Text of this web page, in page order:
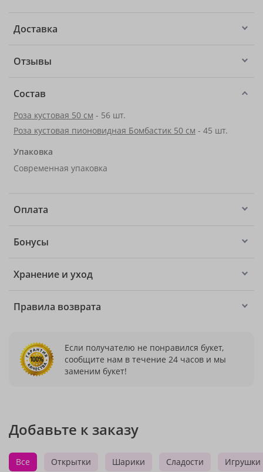
Доставка
Отзывы
Состав
Роза кустовая 50 см - 56 шт.
Роза кустовая пионовидная Бомбастик 50 см - 45 шт.
Упаковка
Современная упаковка
Оплата
Бонусы
Хранение и уход
Правила возврата
Если получателю не понравился букет,
сообщите нам в течение 24 часов и мы
заменим букет!
Добавьте к заказу
Все Открытки Шарики Сладости Игрушки